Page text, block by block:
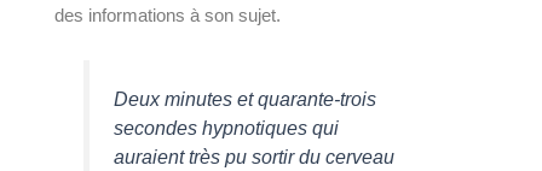
des informations à son sujet.
Deux minutes et quarante-trois
secondes hypnotiques qui
auraient très pu sortir du cerveau